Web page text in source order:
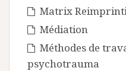
Matrix
Médiation
Méthodes de
psychotrauma